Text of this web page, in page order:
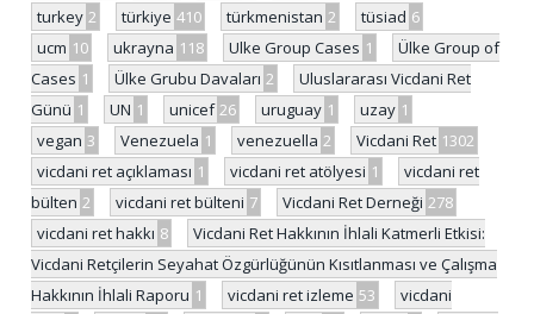
turkey 2 türkiye 410 türkmenistan 2 tüsiad 6
ucm 10 ukrayna 118 Ulke Group Cases 1
Ülke Group of
Cases 1 Ülke Grubu Davaları 2
Uluslararası Vicdani Ret
Günü 1 UN 1 unicef 26 uruguay 1 uzay 1
vegan 3 Venezuela 1 venezuella 2 Vicdani Ret 1302
vicdani ret açıklaması 1 vicdani ret atölyesi 1
vicdani ret
bülten 2 vicdani ret bülteni 7 Vicdani Ret Derneği 278
vicdani ret hakkı 8
Vicdani Ret Hakkının İhlali Katmerli Etkisi:
Vicdani Retçilerin Seyahat Özgürlüğünün Kısıtlanması ve Çalışma
Hakkının İhlali Raporu 1 vicdani ret izleme 53
vicdani